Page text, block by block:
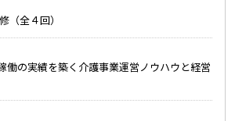
（全４回）
働の実績を築く介護事業運営ノウハウと経営